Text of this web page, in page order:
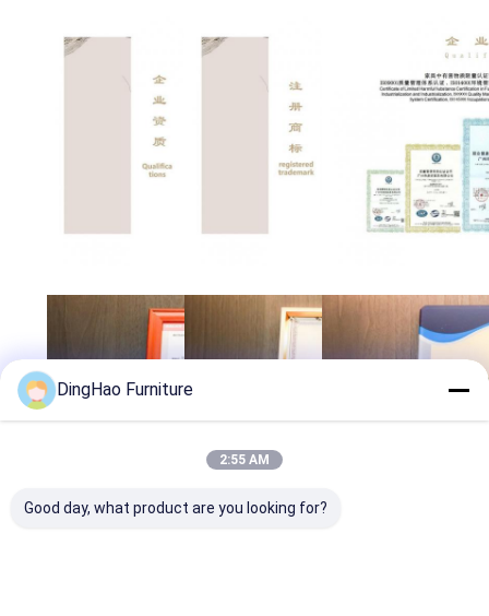
DingHao Furniture
2:55 AM
Good day, what product are you looking for?